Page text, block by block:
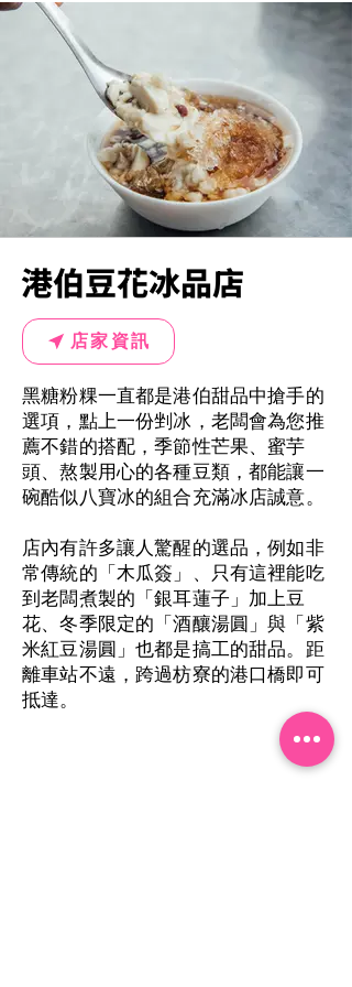
港伯豆花冰品店
店家資訊
黑糖粉粿一直都是港伯甜品中搶手的
選項，點上一份剉冰，老闆會為您推
薦不錯的搭配，季節性芒果、蜜芋
頭、熬製用心的各種豆類，都能讓一
碗酷似八寶冰的組合充滿冰店誠意。
店內有許多讓人驚醒的選品，例如非
常傳統的「木瓜簽」、只有這裡能吃
到老闆煮製的「銀耳蓮子」加上豆
花、冬季限定的「酒釀湯圓」與「紫
米紅豆湯圓」也都是搞工的甜品。距
離車站不遠，跨過枋寮的港口橋即可
抵達。